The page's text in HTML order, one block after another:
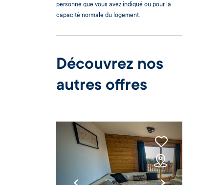
personne que vous avez indiqué ou pour la
capacité normale du logement.
Découvrez nos
autres offres